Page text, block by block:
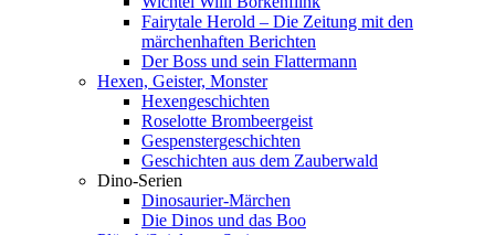
Fairytale Herold – Die Zeitung mit den
märchenhaften Berichten
Der Boss und sein Flattermann
Hexen, Geister, Monster
Hexengeschichten
Roselotte Brombeergeist
Gespenstergeschichten
Geschichten aus dem Zauberwald
Dino-Serien
Dinosaurier-Märchen
Die Dinos und das Boo